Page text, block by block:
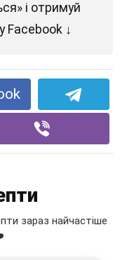
і отримуй
Facebook ↓
зараз найчастіше